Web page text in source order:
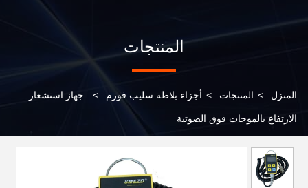
المنتجات
المنزل > المنتجات > أجزاء بلاطة سليب فورم > جهاز استشعار
الارتفاع بالموجات فوق الصوتية